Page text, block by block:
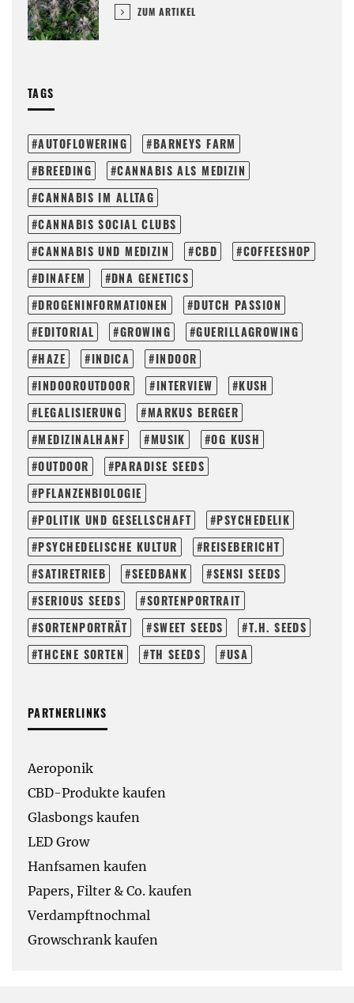
ZUM ARTIKEL
TAGS
AUTOFLOWERING
BARNEYS FARM
BREEDING
CANNABIS ALS MEDIZIN
CANNABIS IM ALLTAG
CANNABIS SOCIAL CLUBS
CANNABIS UND MEDIZIN
CBD
COFFEESHOP
DINAFEM
DNA GENETICS
DROGENINFORMATIONEN
DUTCH PASSION
EDITORIAL
GROWING
GUERILLAGROWING
HAZE
INDICA
INDOOR
INDOOROUTDOOR
INTERVIEW
KUSH
LEGALISIERUNG
MARKUS BERGER
MEDIZINALHANF
MUSIK
OG KUSH
OUTDOOR
PARADISE SEEDS
PFLANZENBIOLOGIE
POLITIK UND GESELLSCHAFT
PSYCHEDELIK
PSYCHEDELISCHE KULTUR
REISEBERICHT
SATIRETRIEB
SEEDBANK
SENSI SEEDS
SERIOUS SEEDS
SORTENPORTRAIT
SORTENPORTRÄT
SWEET SEEDS
T.H. SEEDS
THCENE SORTEN
TH SEEDS USA
PARTNERLINKS
Aeroponik
CBD-Produkte kaufen
Glasbongs kaufen
LED Grow
Hanfsamen kaufen
Papers, Filter & Co. kaufen
Verdampftnochmal
Growschrank kaufen